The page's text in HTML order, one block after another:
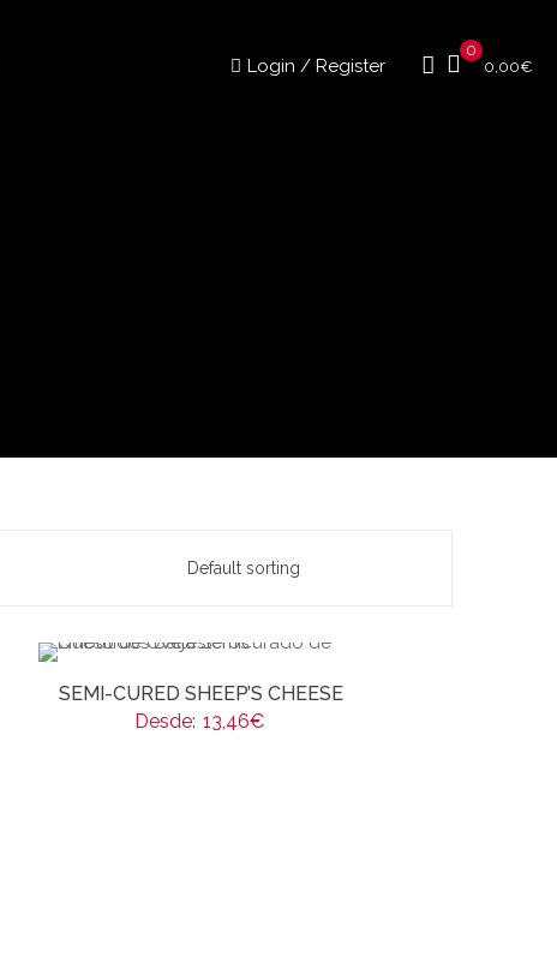
Login / Register
0
0,00€
SEMI-CURED SHEEP’S CHEESE
Desde: 13,46€